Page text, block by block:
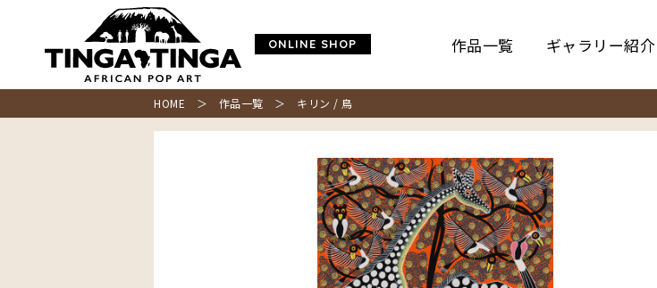
ONLINE SHOP 作品一覧 ギャラリー紹介
HOME ＞ 作品一覧 ＞ キリン / 鳥